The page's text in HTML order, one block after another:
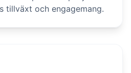
tillväxt och engagemang.